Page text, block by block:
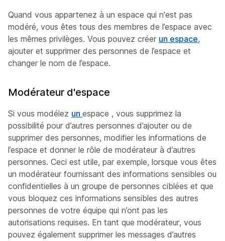
Quand vous appartenez à un espace qui n'est pas
modéré, vous êtes tous des membres de l’espace avec
les mêmes privilèges. Vous pouvez créer un espace,
ajouter et supprimer des personnes de l’espace et
changer le nom de l’espace.
Modérateur d'espace
Si vous modélez un espace , vous supprimez la
possibilité pour d’autres personnes d’ajouter ou de
supprimer des personnes, modifier les informations de
l’espace et donner le rôle de modérateur à d’autres
personnes. Ceci est utile, par exemple, lorsque vous êtes
un modérateur fournissant des informations sensibles ou
confidentielles à un groupe de personnes ciblées et que
vous bloquez ces informations sensibles des autres
personnes de votre équipe qui n’ont pas les
autorisations requises. En tant que modérateur, vous
pouvez également supprimer les messages d’autres